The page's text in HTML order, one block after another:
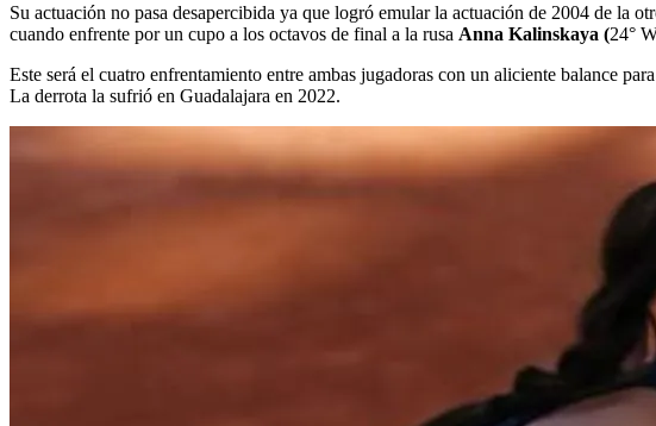
Su actuación no pasa desapercibida ya que logró emular la actuación de 2004 de la
cuando enfrente por un cupo a los octavos de final a la rusa Anna Kalinskaya (24°
Este será el cuatro enfrentamiento entre ambas jugadoras con un aliciente balance
La derrota la sufrió en Guadalajara en 2022.